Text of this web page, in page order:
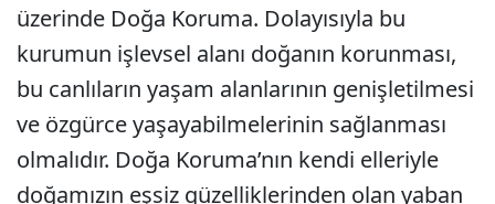
üzerinde Doğa Koruma. Dolayısıyla bu
kurumun işlevsel alanı doğanın korunması,
bu canlıların yaşam alanlarının genişletilmesi
ve özgürce yaşayabilmelerinin sağlanması
olmalıdır. Doğa Koruma’nın kendi elleriyle
doğamızın eşsiz güzelliklerinden olan yaban